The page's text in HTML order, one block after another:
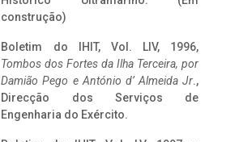
construção)
Boletim do IHIT, Vol. LIV, 1996,
Tombos dos Fortes da Ilha Terceira, por
Damião Pego e António d’ Almeida Jr.,
Direcção dos Serviços de
Engenharia do Exército.